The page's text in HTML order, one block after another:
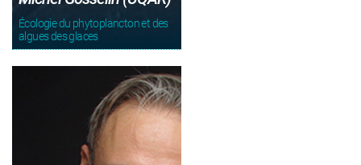
Écologie du phytoplancton et des
algues des glaces